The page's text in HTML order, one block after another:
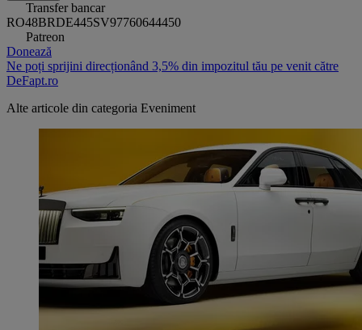
Transfer bancar
RO48BRDE445SV97760644450
Patreon
Donează
Ne poți sprijini direcționând 3,5% din impozitul tău pe venit către
DeFapt.ro
Alte articole din categoria Eveniment